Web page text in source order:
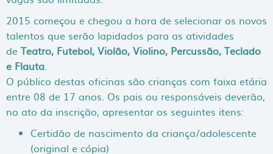
2015 começou e chegou a hora de selecionar os novos
talentos que serão lapidados para as atividades
de Teatro, Futebol, Violão, Violino, Percussão, Teclado
e Flauta
O público destas oficinas são crianças com faixa etária
entre 08 de 17 anos. Os pais ou responsáveis deverão,
no ato da inscrição, apresentar os seguintes itens:
Certidão de nascimento da criança/adolescente
(original e cópia)